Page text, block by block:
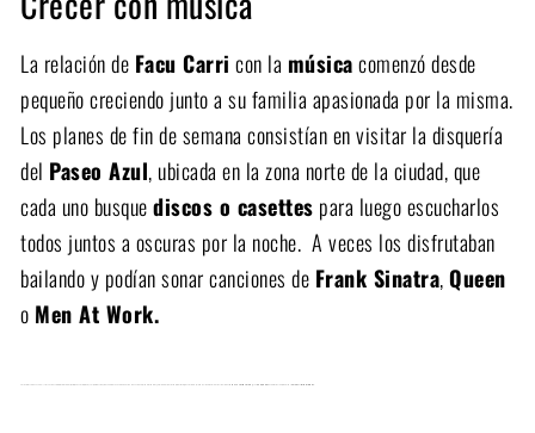
La relación de Facu Carri con la músicacomenzó desde
pequeño creciendo junto a su familia apasionada por la misma.
Los planes de fin de semana consistían en visitar la disquería
del Paseo Azul, ubicada en la zona norte de la ciudad, que
cada uno busquediscos o casettes para luego escucharlos
todos juntos a oscuras por la noche. A veces los disfrutaban
bailando y podían sonar canciones de Frank Sinatra,Queen
o Men At Work.